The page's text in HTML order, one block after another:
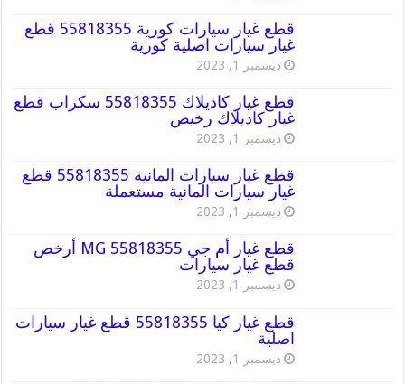
قطع غيار سيارات كورية 55818355 قطع
غيار سيارات اصلية كورية
ديسمبر 1, 2023
قطع غيار كاديلاك 55818355 سكراب قطع
غيار كاديلاك رخيص
ديسمبر 1, 2023
قطع غيار سيارات المانية 55818355 قطع
غيار سيارات المانية مستعملة
ديسمبر 1, 2023
قطع غيار أم جي MG 55818355 أرخص
قطع غيار سيارات
ديسمبر 1, 2023
قطع غيار كيا 55818355 قطع غيار سيارات
اصلية
ديسمبر 1, 2023